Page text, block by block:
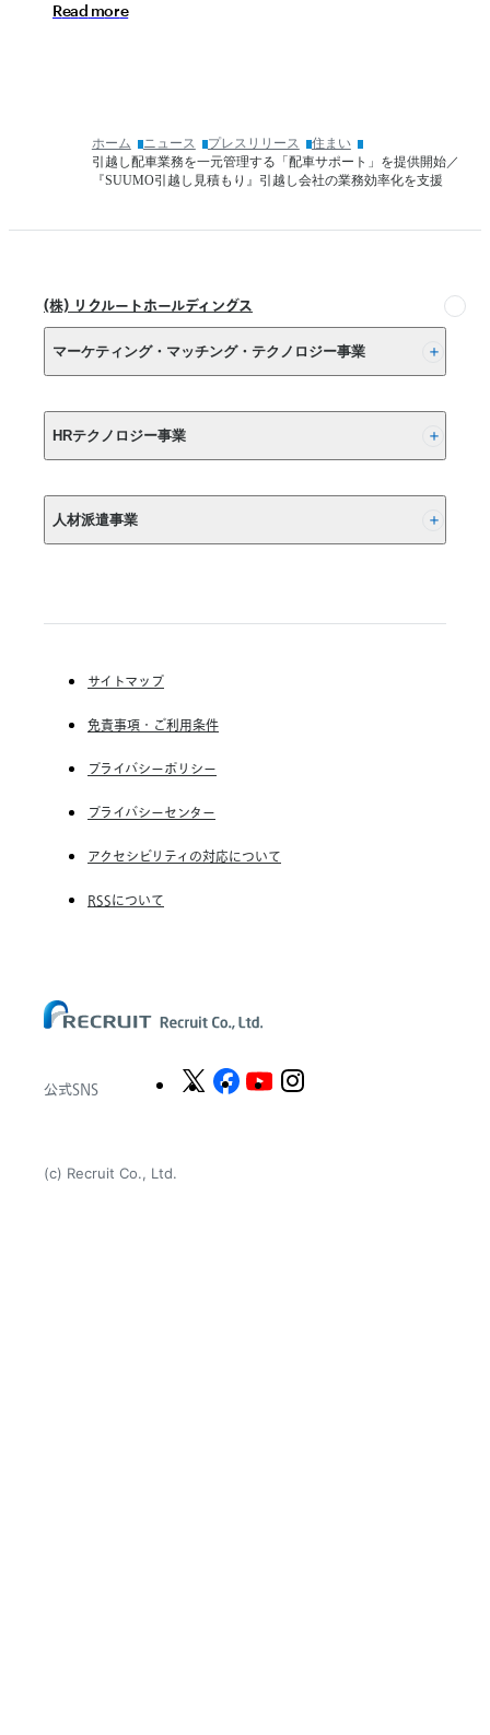
を
社
サ
ス』、
ー
ー
ジ
サ
ス
プ
Read more
ホーム ニュース プレスリリース
住まい
引越し配車業務を一元管理する「配車サポート」を提供開始／
『SUUMO引越し見積もり』引越し会社の業務効率化を支援
(株) リクルートホールディングス
マーケティング・マッチング・テクノロジー事業
(株) リクルート
HRテクノロジー事業
(株) インディードリクルートパートナーズ
(株) インディードリクルートテクノロジーズ
人材派遣事業
RGF Staffing France SAS
RGF Staffing Germany GmbH
RGF Staffing the Netherlands B.V.
Unique NV
(c) Recruit Co., Ltd.
公式SNS
サイトマップ
免責事項・ご利用条件
プライバシーポリシー
プライバシーセンター
アクセシビリティの対応について
RSSについて